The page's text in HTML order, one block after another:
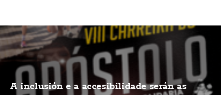
A inclusión e a accesibilidade serán as